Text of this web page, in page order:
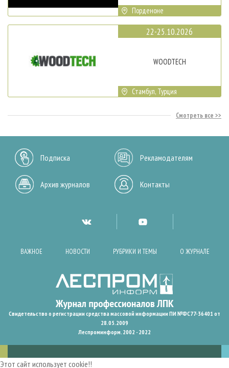
Порденоне
22-25.10.2026
WOODTECH
Стамбул, Турция
Смотреть все
Подписка Рекламодателям
Архив журналов Контакты
ВАЖНОЕ НОВОСТИ РУБРИКИ И ТЕМЫ О ЖУРНАЛЕ
Свидетельство о регистрации средства массовой информации ПИ №ФС77-36401 от
28.05.2009
Леспроминформ. 2002 - 2022
Этот сайт использует cookie!!